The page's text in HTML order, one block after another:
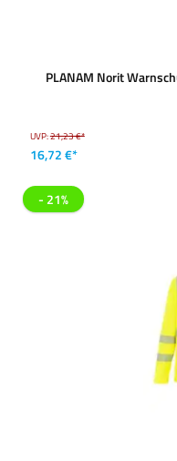
PLANAM Norit
UVP:21,23 €*
16,72 €*
- 21%